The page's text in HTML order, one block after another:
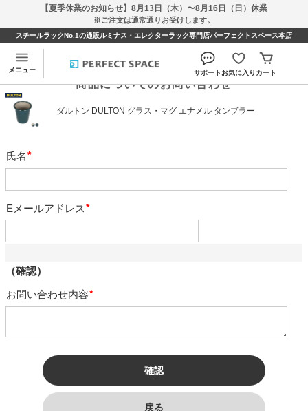
【夏季休業のお知らせ】8月13日（木）〜8月16日（日）休業
※ご注文は通常通りお受けします。
スチールラックNo.1の通販ルミナス・エレクターラック専門店パーフェクトスペース本店
メニュー サポートお気に入り カート
商品についてのお問い合わせ
ダルトン DULTON グラス・マグ エナメル タンブラー
氏名
Eメールアドレス
（確認）
お問い合わせ内容